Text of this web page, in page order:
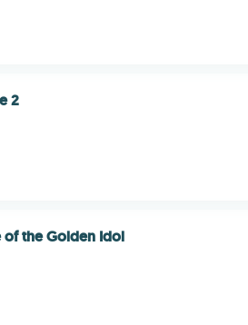
2
of the Golden Idol